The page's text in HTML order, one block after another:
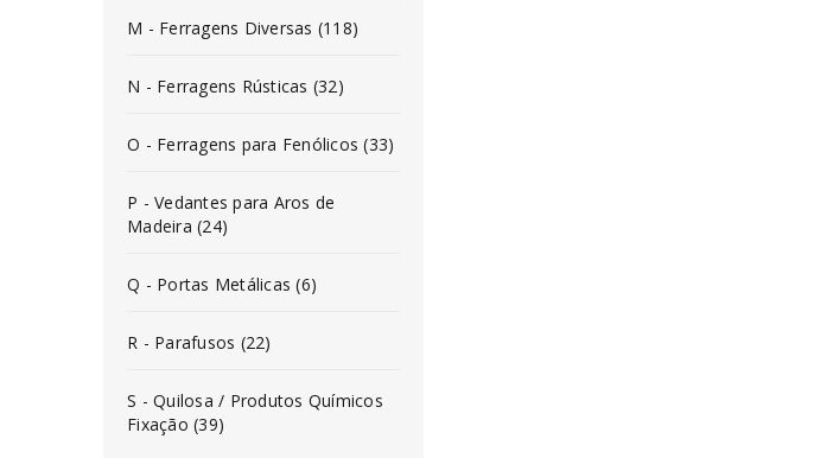
M - Ferragens Diversas (118)
N - Ferragens Rústicas (32)
O - Ferragens para Fenólicos (33)
P - Vedantes para Aros de
Madeira (24)
Q - Portas Metálicas (6)
R - Parafusos (22)
S - Quilosa / Produtos Químicos
Fixação (39)